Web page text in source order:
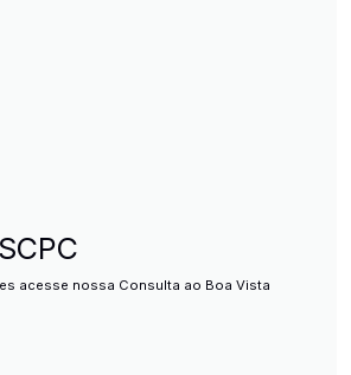
acesse nossa Consulta ao Boa Vista